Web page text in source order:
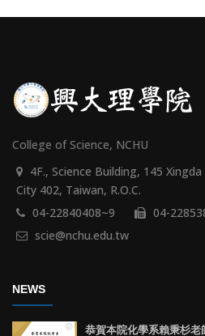
College of Science, NCHU
4F., Science Building, 145
City 402, Taiwan, R.O.C.
04-22840408~9
04-
scie@nchu.edu.tw
NEWS
恭賀本院化學系賴秉杉